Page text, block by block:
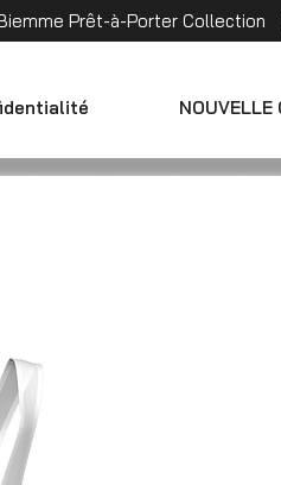
Prêt-à-Porter Collection
NOUVELLE